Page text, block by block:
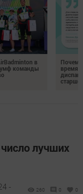
в
команды
время
лучших
-
260 0 0